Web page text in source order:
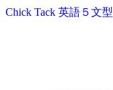
Chick Tack 英語５文型